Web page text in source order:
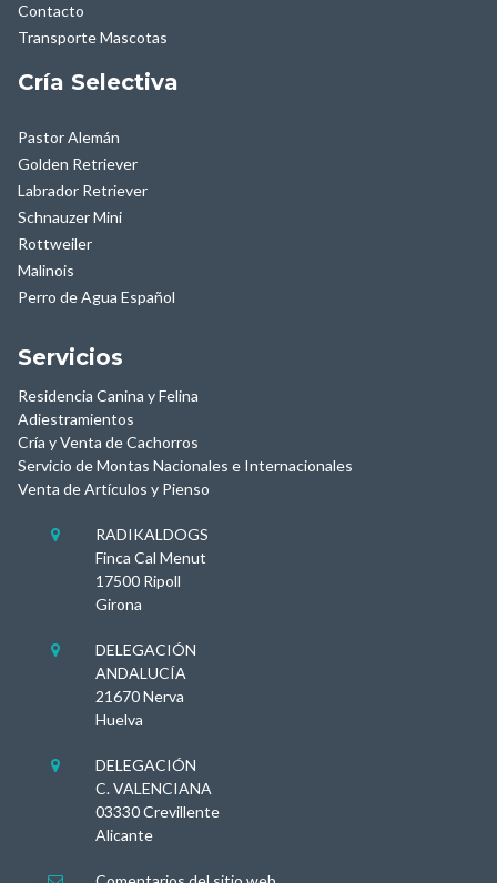
Contacto
Transporte Mascotas
Cría Selectiva
Pastor Alemán
Golden Retriever
Labrador Retriever
Schnauzer Mini
Rottweiler
Malinois
Perro de Agua Español
Servicios
Residencia Canina y Felina
Adiestramientos
Cría y Venta de Cachorros
Servicio de Montas Nacionales e Internacionales
Venta de Artículos y Pienso

RADIKALDOGS
Finca Cal Menut
17500 Ripoll
Girona

DELEGACIÓN
ANDALUCÍA
21670 Nerva
Huelva

DELEGACIÓN
C. VALENCIANA
03330 Crevillente
Alicante